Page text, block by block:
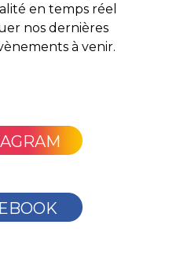
en temps réel
nos dernières
à venir.